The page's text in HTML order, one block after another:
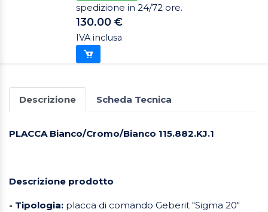
spedizione in 24/72 ore.
130.00 €
IVA inclusa
Descrizione Scheda Tecnica
PLACCA Bianco/Cromo/Bianco 115.882.KJ.1
Descrizione prodotto
- Tipologia: placca di comando Geberit "Sigma 20"